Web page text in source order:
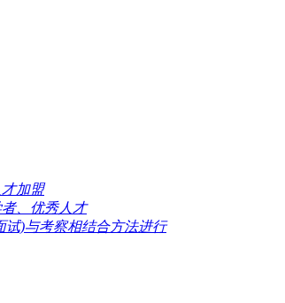
加盟
、优秀人才
试)与考察相结合方法进行